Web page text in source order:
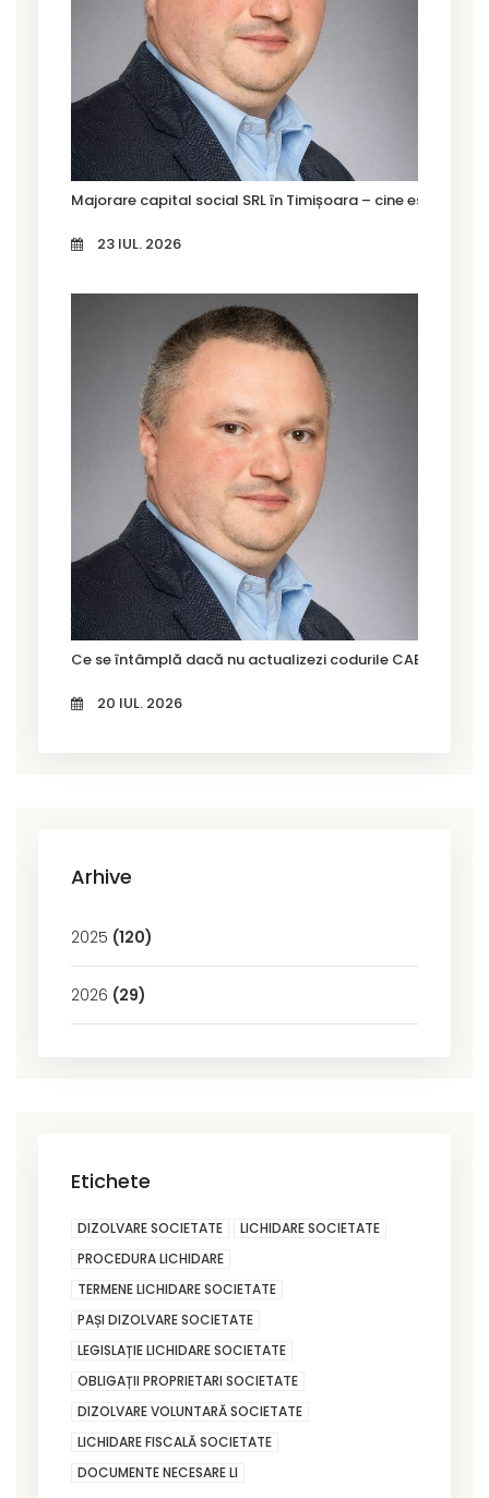
Majorare capital social SRL în Timișoara – cine este
23 IUL. 2026
Ce se întâmplă dacă nu actualizezi codurile CAEN Rev. 3?
20 IUL. 2026
Arhive
2025 (120)
2026 (29)
Etichete
DIZOLVARE SOCIETATE
LICHIDARE SOCIETATE
PROCEDURA LICHIDARE
TERMENE LICHIDARE SOCIETATE
PAȘI DIZOLVARE SOCIETATE
LEGISLAȚIE LICHIDARE SOCIETATE
OBLIGAȚII PROPRIETARI SOCIETATE
DIZOLVARE VOLUNTARĂ SOCIETATE
LICHIDARE FISCALĂ SOCIETATE
DOCUMENTE NECESARE LI